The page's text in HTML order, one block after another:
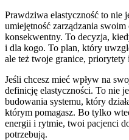
Prawdziwa elastyczność to nie
umiejętność zarządzania
konsekwentny. To decyzja,
i dla kogo. To plan, który
ale też twoje granice, priorytety
Jeśli chcesz mieć wpływ na
definicję elastyczności. To nie
budowania systemu, który
którym pomagasz. Bo tylko
energii i rytmie, twoi pacjenci
potrzebują.